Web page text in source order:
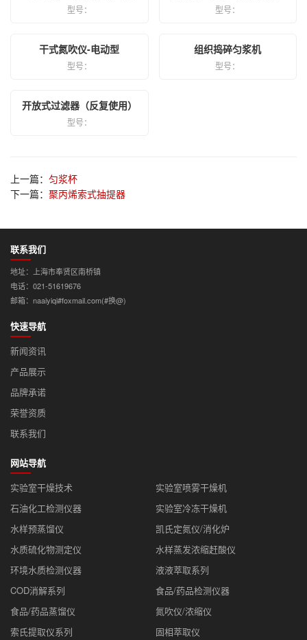
型号： 型号：
干式氮吹仪-电动型
型号：
组织捣碎匀浆机
型号：
开放式过滤器（反复使用）
型号：
上一篇： 匀浆杯
下一篇： 聚丙烯索式抽提器
联系我们
地址：上海市奉贤区南桥镇
电话：021-51619676
邮箱：naaiyiqi#foxmail.com(#换@)
快速导航
新闻资讯
产品展示
品牌承诺
荣誉资质
联系我们
网站导航
实验室干燥技术
实验室喷雾干燥机
石油化工检测仪器
实验室冷冻干燥机
水样预蒸馏仪
凯氏定氮仪/消化炉
水质硫化物测定仪
水样蒸发浓缩赶酸仪
环境水质检测仪器
液液萃取系列
COD消解系列
食品/药品检测仪器
食品/药品蒸馏仪
氮吹仪/浓缩仪
索氏提取仪系列
固相萃取仪